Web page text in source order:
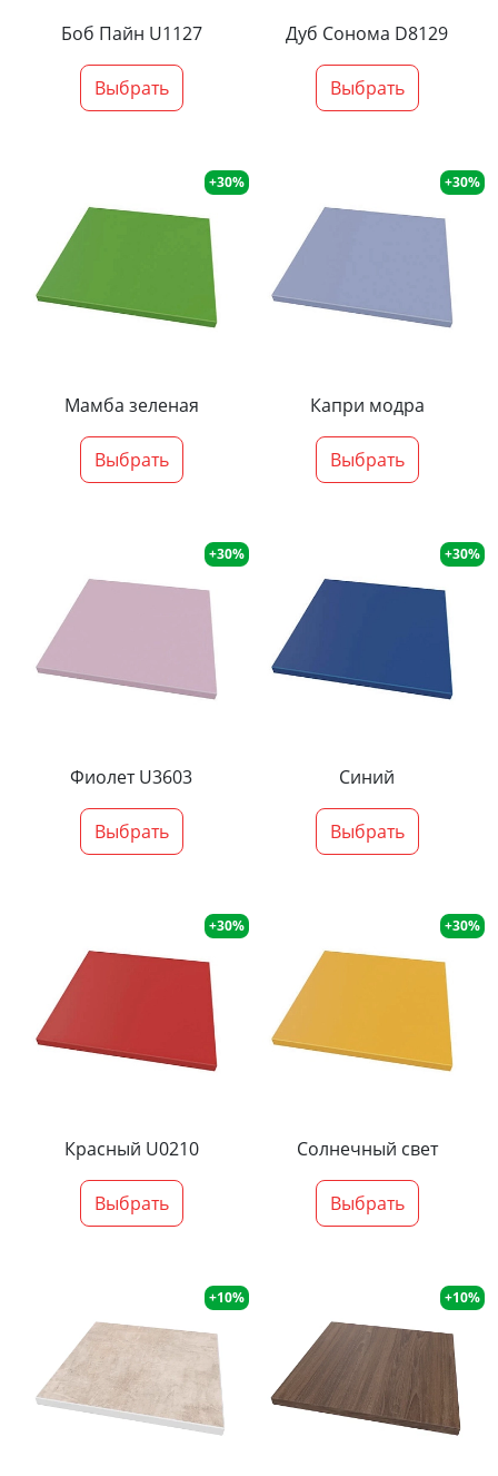
Боб Пайн U1127
Выбрать
Дуб Сонома D8129
Выбрать
+30%
Мамба зеленая
Выбрать
+30%
Капри модра
Выбрать
+30%
Фиолет U3603
Выбрать
+30%
Синий
Выбрать
+30%
Красный U0210
Выбрать
+30%
Солнечный свет
Выбрать
+10% +10%